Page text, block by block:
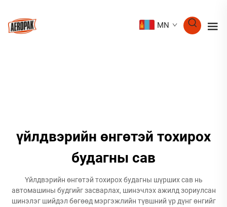
MN
үйлдвэрийн өнгөтэй тохирох
будагны сав
Үйлдвэрийн өнгөтэй тохирох будагны шүрших сав нь
автомашины будгийг засварлах, шинэчлэх ажилд зориулсан
шинэлэг шийдэл бөгөөд мэргэжлийн түвшний үр дүнг өнгийг